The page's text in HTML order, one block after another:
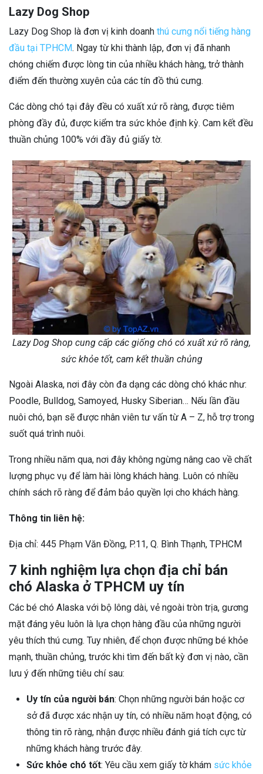
Lazy Dog Shop
Lazy Dog Shop là đơn vị kinh doanh thú cưng nổi tiếng hàng
đầu tại TPHCM. Ngay từ khi thành lập, đơn vị đã nhanh
chóng chiếm được lòng tin của nhiều khách hàng, trở thành
điểm đến thường xuyên của các tín đồ thú cưng.
Các dòng chó tại đây đều có xuất xứ rõ ràng, được tiêm
phòng đầy đủ, được kiểm tra sức khỏe định kỳ. Cam kết đều
thuần chủng 100% với đầy đủ giấy tờ.
Lazy Dog Shop cung cấp các giống chó có xuất xứ rõ ràng,
sức khỏe tốt, cam kết thuần chủng
Ngoài Alaska, nơi đây còn đa dạng các dòng chó khác như:
Poodle, Bulldog, Samoyed, Husky Siberian… Nếu lần đầu
nuôi chó, bạn sẽ được nhân viên tư vấn từ A – Z, hỗ trợ trong
suốt quá trình nuôi.
Trong nhiều năm qua, nơi đây không ngừng nâng cao về chất
lượng phục vụ để làm hài lòng khách hàng. Luôn có nhiều
chính sách rõ ràng để đảm bảo quyền lợi cho khách hàng.
Thông tin liên hệ:
Địa chỉ: 445 Phạm Văn Đồng, P.11, Q. Bình Thạnh, TPHCM
7 kinh nghiệm lựa chọn địa chỉ bán
chó Alaska ở TPHCM uy tín
Các bé chó Alaska với bộ lông dài, vẻ ngoài tròn trịa, gương
mặt đáng yêu luôn là lựa chọn hàng đầu của những người
yêu thích thú cưng. Tuy nhiên, để chọn được những bé khỏe
mạnh, thuần chủng, trước khi tìm đến bất kỳ đơn vị nào, cần
lưu ý đến những tiêu chí sau:
Uy tín của người bán: Chọn những người bán hoặc cơ
sở đã được xác nhận uy tín, có nhiều năm hoạt động, có
thông tin rõ ràng, nhận được nhiều đánh giá tích cực từ
những khách hàng trước đây.
Sức khỏe chó tốt: Yêu cầu xem giấy tờ khám sức khỏe